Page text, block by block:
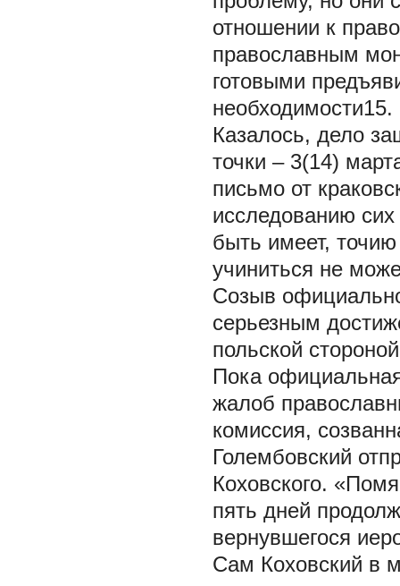
отношении к
православным
готовыми
необходимости15.
Казалось, дело
точки – 3(14)
письмо от
исследованию
быть имеет,
учиниться не
Созыв
серьезным
польской
Пока
жалоб
комиссия,
Голембовский
Коховского.
пять дней
вернувшегося
Сам Коховский в